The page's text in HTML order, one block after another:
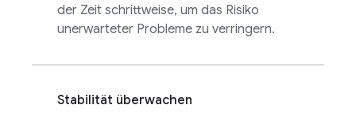
der Zeit schrittweise, um das Risiko
unerwarteter Probleme zu verringern.
Stabilität überwachen